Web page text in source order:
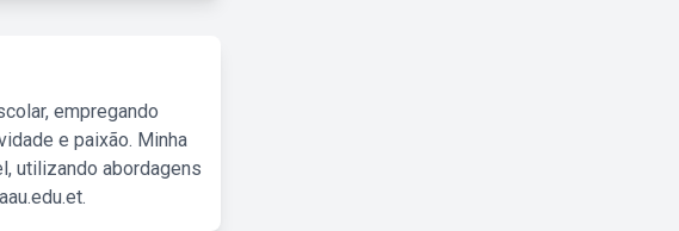
empregando
e paixão. Minha
utilizando abordagens